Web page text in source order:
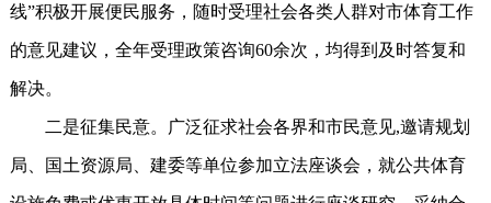
线”积极开展便民服务，随时受理社会各类人群对市体育工作
的意见建议，全年受理政策咨询60余次，均得到及时答复和
解决。
二是征集民意。广泛征求社会各界和市民意见,邀请规划
局、国土资源局、建委等单位参加立法座谈会，就公共体育